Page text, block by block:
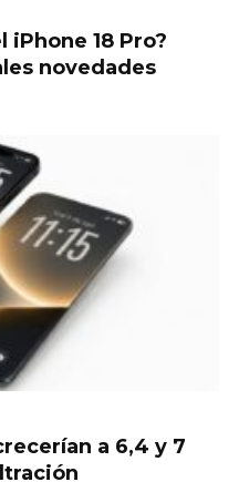
iPhone 18 Pro?
novedades
a 6,4 y 7